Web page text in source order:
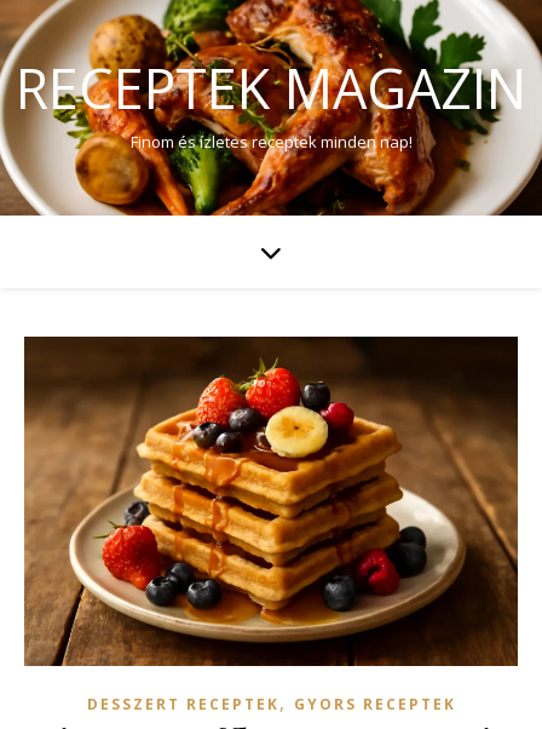
RECEPTEK MAGAZIN
Finom és ízletes receptek minden nap!
DESSZERT RECEPTEK, GYORS RECEPTEK